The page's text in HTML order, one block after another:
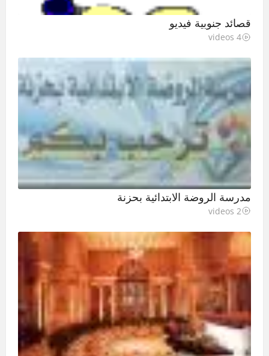
قصائد جنوبية فيديو
4 videos
مدرسة الروضة الابتدائية بحزنة
2 videos